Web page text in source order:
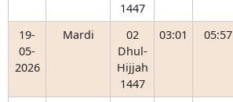
1447
19-
05-
2026
Mardi
02
Dhul-
Hijjah
1447
03:01 05:57